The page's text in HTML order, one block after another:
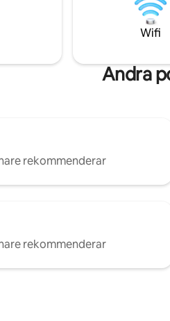
i ett fullt
hel dag, slappna av
att sitta på
precis intill
erbjuda
(ävenWifi
Andra
rekommenderar
rekommenderar